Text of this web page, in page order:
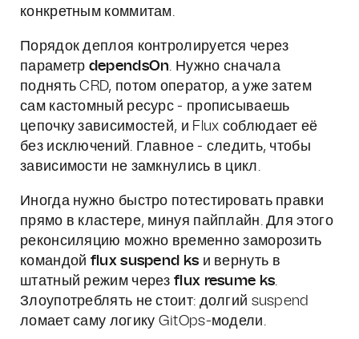
конкретным коммитам.
Порядок деплоя контролируется через
параметр dependsOn. Нужно сначала
поднять CRD, потом оператор, а уже затем
сам кастомный ресурс - прописываешь
цепочку зависимостей, и Flux соблюдает её
без исключений. Главное - следить, чтобы
зависимости не замкнулись в цикл.
Иногда нужно быстро потестировать правки
прямо в кластере, минуя пайплайн. Для этого
реконсиляцию можно временно заморозить
командой flux suspend ks и вернуть в
штатный режим через flux resume ks.
Злоупотреблять не стоит: долгий suspend
ломает саму логику GitOps-модели.